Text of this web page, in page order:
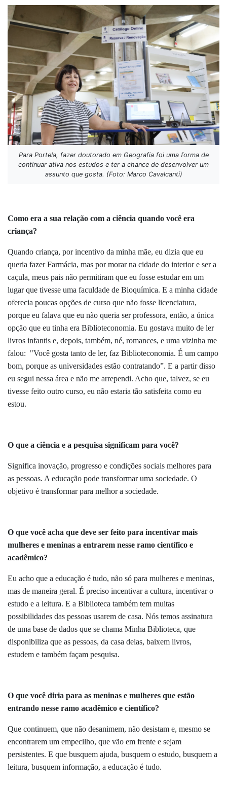
Para Portela, fazer doutorado em Geografia foi uma forma de
continuar ativa nos estudos e ter a chance de desenvolver um
assunto que gosta. (Foto: Marco Cavalcanti)
Como era a sua relação com a ciência quando você era
criança?
Quando criança, por incentivo da minha mãe, eu dizia que eu
queria fazer Farmácia, mas por morar na cidade do interior e ser a
caçula, meus pais não permitiram que eu fosse estudar em um
lugar que tivesse uma faculdade de Bioquímica. E a minha cidade
oferecia poucas opções de curso que não fosse licenciatura,
porque eu falava que eu não queria ser professora, então, a única
opção que eu tinha era Biblioteconomia. Eu gostava muito de ler
livros infantis e, depois, também, né, romances, e uma vizinha me
falou: "Você gosta tanto de ler, faz Biblioteconomia. É um campo
bom, porque as universidades estão contratando”. E a partir disso
eu segui nessa área e não me arrependi. Acho que, talvez, se eu
tivesse feito outro curso, eu não estaria tão satisfeita como eu
estou.
O que a ciência e a pesquisa significam para você?
Significa inovação, progresso e condições sociais melhores para
as pessoas. A educação pode transformar uma sociedade. O
objetivo é transformar para melhor a sociedade.
O que você acha que deve ser feito para incentivar mais
mulheres e meninas a entrarem nesse ramo científico e
acadêmico?
Eu acho que a educação é tudo, não só para mulheres e meninas,
mas de maneira geral. É preciso incentivar a cultura, incentivar o
estudo e a leitura. E a Biblioteca também tem muitas
possibilidades das pessoas usarem de casa. Nós temos assinatura
de uma base de dados que se chama Minha Biblioteca, que
disponibiliza que as pessoas, da casa delas, baixem livros,
estudem e também façam pesquisa.
O que você diria para as meninas e mulheres que estão
entrando nesse ramo acadêmico e científico?
Que continuem, que não desanimem, não desistam e, mesmo se
encontrarem um empecilho, que vão em frente e sejam
persistentes. E que busquem ajuda, busquem o estudo, busquem a
leitura, busquem informação, a educação é tudo.